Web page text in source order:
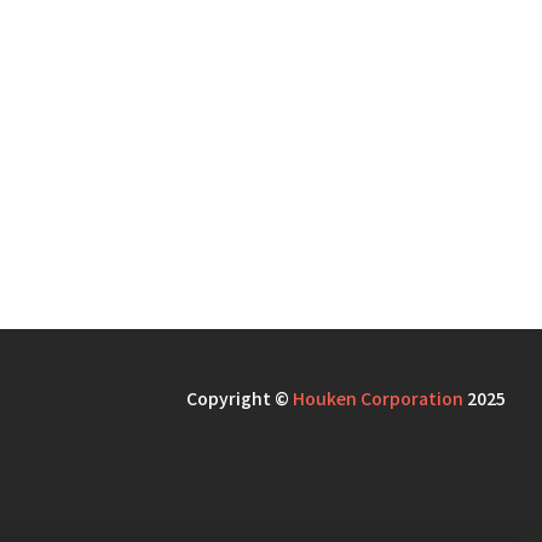
Copyright © Houken Corporation 2025